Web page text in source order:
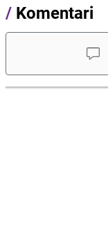
/ Komentari